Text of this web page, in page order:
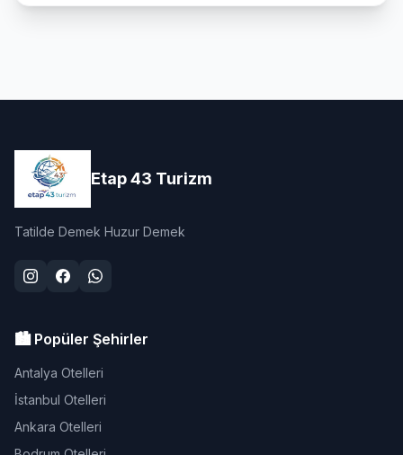
Etap 43 Turizm
Tatilde Demek Huzur Demek
🏙️ Popüler Şehirler
Antalya Otelleri
İstanbul Otelleri
Ankara Otelleri